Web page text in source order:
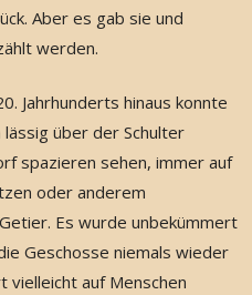
Aber es gab sie und
werden.
Jahrhunderts hinaus konnte
über der Schulter
spazieren sehen, immer auf
oder anderem
Es wurde unbekümmert
Geschosse niemals wieder
vielleicht auf Menschen